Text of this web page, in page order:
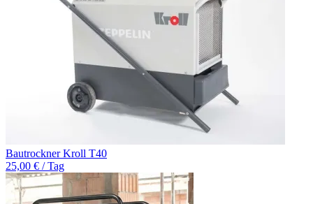
Bautrockner Kroll T40
25,00 € / Tag